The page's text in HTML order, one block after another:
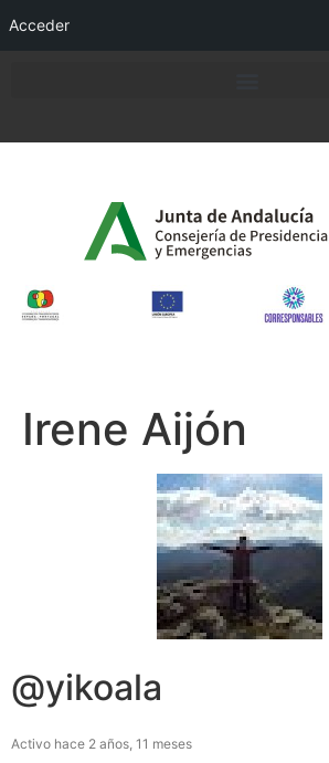
Acceder
Irene Aijón
@yikoala
Activo hace 2 años, 11 meses